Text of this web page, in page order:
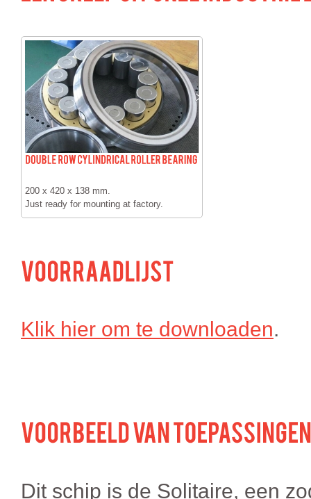
200 x 420 x 138 mm.
Just ready for mounting at factory.
Klik hier om te downloaden.
Dit schip is de Solitaire, een